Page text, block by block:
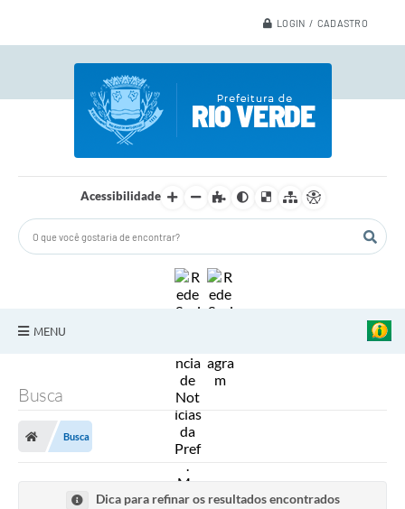
LOGIN / CADASTRO
Acessibilidade
MENU
Secretarias
Diário Oficial
Busca
Busca
Dica para refinar os resultados encontrados